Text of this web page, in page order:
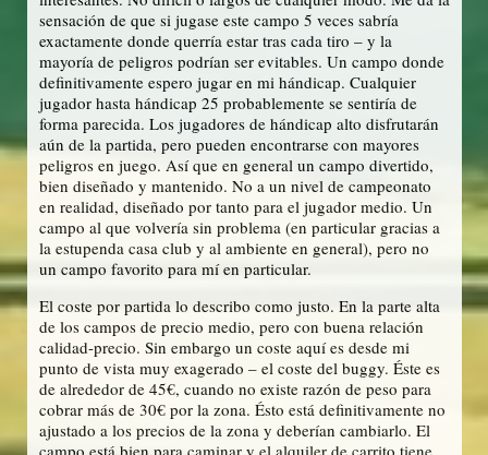
sensación de que si jugase este campo 5 veces sabría
exactamente donde querría estar tras cada tiro – y la
mayoría de peligros podrían ser evitables. Un campo donde
definitivamente espero jugar en mi hándicap. Cualquier
jugador hasta hándicap 25 probablemente se sentiría de
forma parecida. Los jugadores de hándicap alto disfrutarán
aún de la partida, pero pueden encontrarse con mayores
peligros en juego. Así que en general un campo divertido,
bien diseñado y mantenido. No a un nivel de campeonato
en realidad, diseñado por tanto para el jugador medio. Un
campo al que volvería sin problema (en particular gracias a
la estupenda casa club y al ambiente en general), pero no
un campo favorito para mí en particular.
El coste por partida lo describo como justo. En la parte alta
de los campos de precio medio, pero con buena relación
calidad-precio. Sin embargo un coste aquí es desde mi
punto de vista muy exagerado – el coste del buggy. Éste es
de alrededor de 45€, cuando no existe razón de peso para
cobrar más de 30€ por la zona. Ésto está definitivamente no
ajustado a los precios de la zona y deberían cambiarlo. El
campo está bien para caminar y el alquiler de carrito tiene